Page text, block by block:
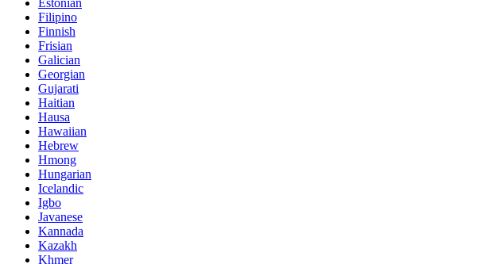
Estonian
Filipino
Finnish
Frisian
Galician
Georgian
Gujarati
Haitian
Hausa
Hawaiian
Hebrew
Hmong
Hungarian
Icelandic
Igbo
Javanese
Kannada
Kazakh
Khmer